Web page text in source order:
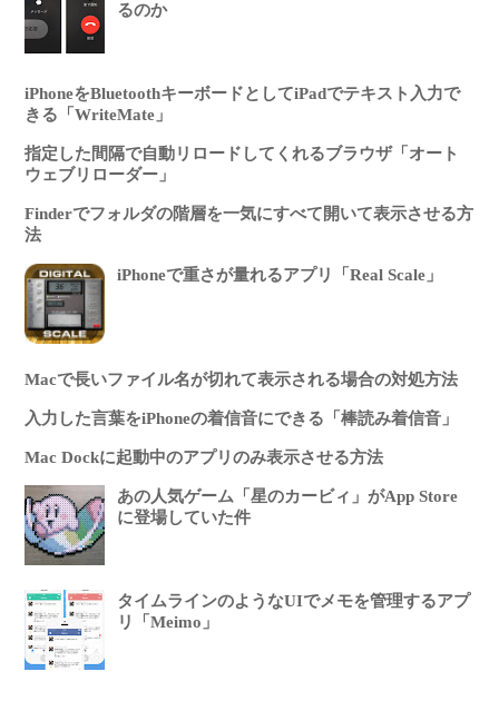
るのか
iPhoneをBluetoothキーボードとしてiPadでテキスト入力で
きる「WriteMate」
指定した間隔で自動リロードしてくれるブラウザ「オート
ウェブリローダー」
Finderでフォルダの階層を一気にすべて開いて表示させる方
法
iPhoneで重さが量れるアプリ「Real Scale」
Macで長いファイル名が切れて表示される場合の対処方法
入力した言葉をiPhoneの着信音にできる「棒読み着信音」
Mac Dockに起動中のアプリのみ表示させる方法
あの人気ゲーム「星のカービィ」がApp Store
に登場していた件
タイムラインのようなUIでメモを管理するアプ
リ「Meimo」